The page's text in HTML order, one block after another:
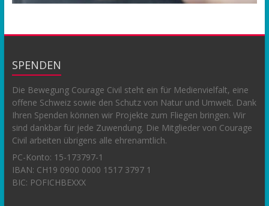
SPENDEN
Die Bewegung Courage Civil steht ein für Medienvielfalt, eine
offene Schweiz sowie den Schutz von Natur und Umwelt. Dank
Ihren Spenden können wir Projekte zum Fliegen bringen. Wir
sind dankbar für jede Zuwendung. Die Mitglieder von Courage
Civil arbeiten übrigens alle ehrenamtlich.
PC-Konto: 15-173797-1
IBAN: CH19 0900 0000 1517 3797 1
BIC: POFICHBEXXX